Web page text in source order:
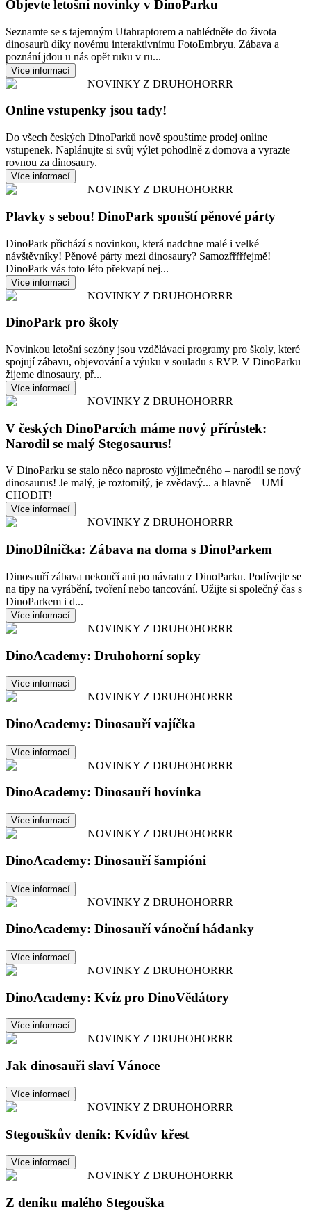
Objevte letošní novinky v DinoParku
Seznamte se s tajemným Utahraptorem a nahlédněte do života
dinosaurů díky novému interaktivnímu FotoEmbryu. Zábava a
poznání jdou u nás opět ruku v ru...
Více informací
NOVINKY Z DRUHOHORRR
Online vstupenky jsou tady!
Do všech českých DinoParků nově spouštíme prodej online
vstupenek. Naplánujte si svůj výlet pohodlně z domova a vyrazte
rovnou za dinosaury.
Více informací
NOVINKY Z DRUHOHORRR
Plavky s sebou! DinoPark spouští pěnové párty
DinoPark přichází s novinkou, která nadchne malé i velké
návštěvníky! Pěnové párty mezi dinosaury? Samozřřřřřejmě!
DinoPark vás toto léto překvapí nej...
Více informací
NOVINKY Z DRUHOHORRR
DinoPark pro školy
Novinkou letošní sezóny jsou vzdělávací programy pro školy, které
spojují zábavu, objevování a výuku v souladu s RVP. V DinoParku
žijeme dinosaury, př...
Více informací
NOVINKY Z DRUHOHORRR
V českých DinoParcích máme nový přírůstek:
Narodil se malý Stegosaurus!
V DinoParku se stalo něco naprosto výjimečného – narodil se nový
dinosaurus! Je malý, je roztomilý, je zvědavý... a hlavně – UMÍ
CHODIT!
Více informací
NOVINKY Z DRUHOHORRR
DinoDílnička: Zábava na doma s DinoParkem
Dinosauří zábava nekončí ani po návratu z DinoParku. Podívejte se
na tipy na vyrábění, tvoření nebo tancování. Užijte si společný čas s
DinoParkem i d...
Více informací
NOVINKY Z DRUHOHORRR
DinoAcademy: Druhohorní sopky
Více informací
NOVINKY Z DRUHOHORRR
DinoAcademy: Dinosauří vajíčka
Více informací
NOVINKY Z DRUHOHORRR
DinoAcademy: Dinosauří hovínka
Více informací
NOVINKY Z DRUHOHORRR
DinoAcademy: Dinosauří šampióni
Více informací
NOVINKY Z DRUHOHORRR
DinoAcademy: Dinosauří vánoční hádanky
Více informací
NOVINKY Z DRUHOHORRR
DinoAcademy: Kvíz pro DinoVědátory
Více informací
NOVINKY Z DRUHOHORRR
Jak dinosauři slaví Vánoce
Více informací
NOVINKY Z DRUHOHORRR
Stegouškův deník: Kvídův křest
Více informací
NOVINKY Z DRUHOHORRR
Z deníku malého Stegouška